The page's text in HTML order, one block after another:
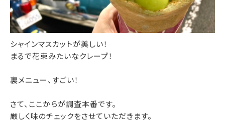
シャインマスカットが美しい！
まるで花束みたいなクレープ！
裏メニュー、すごい！
さて、ここからが調査本番です。
厳しく味のチェックをさせていただきます。